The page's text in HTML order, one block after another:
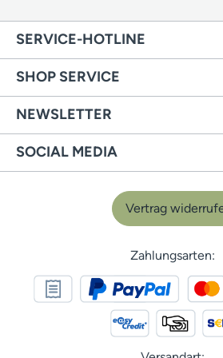
SERVICE-HOTLINE
SHOP SERVICE
NEWSLETTER
SOCIAL MEDIA
Vertrag
Zahlungsarten: